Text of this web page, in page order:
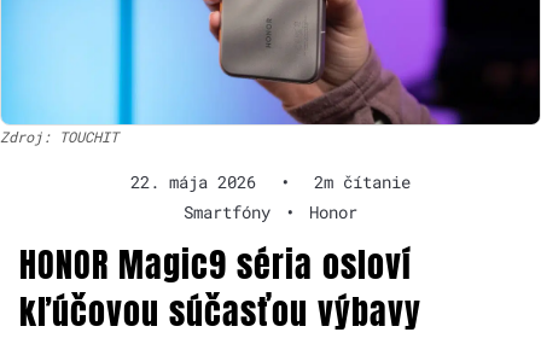
Zdroj: TOUCHIT
22. mája 2026 •
2m čítanie
Smartfóny
• Honor
HONOR Magic9 séria osloví
kľúčovou súčasťou výbavy